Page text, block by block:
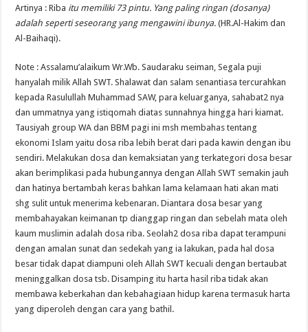
Artinya : Riba itu memiliki 73 pintu. Yang paling ringan (dosanya)
adalah seperti seseorang yang mengawini ibunya.(HR.Al-Hakim dan
Al-Baihaqi).
Note : Assalamu’alaikum Wr.Wb. Saudaraku seiman, Segala puji
hanyalah milik Allah SWT. Shalawat dan salam senantiasa tercurahkan
kepada Rasulullah Muhammad SAW, para keluarganya, sahabat2 nya
dan ummatnya yang istiqomah diatas sunnahnya hingga hari kiamat.
Tausiyah group WA dan BBM pagi ini msh membahas tentang
ekonomi Islam yaitu dosa riba lebih berat dari pada kawin dengan ibu
sendiri. Melakukan dosa dan kemaksiatan yang terkategori dosa besar
akan berimplikasi pada hubungannya dengan Allah SWT semakin jauh
dan hatinya bertambah keras bahkan lama kelamaan hati akan mati
shg sulit untuk menerima kebenaran. Diantara dosa besar yang
membahayakan keimanan tp dianggap ringan dan sebelah mata oleh
kaum muslimin adalah dosa riba. Seolah2 dosa riba dapat terampuni
dengan amalan sunat dan sedekah yang ia lakukan, pada hal dosa
besar tidak dapat diampuni oleh Allah SWT kecuali dengan bertaubat
meninggalkan dosa tsb. Disamping itu harta hasil riba tidak akan
membawa keberkahan dan kebahagiaan hidup karena termasuk harta
yang diperoleh dengan cara yang bathil.